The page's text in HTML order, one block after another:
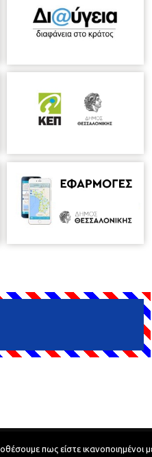
Developed byMyCompany Projects
πως είστε ικανοποιημένοι